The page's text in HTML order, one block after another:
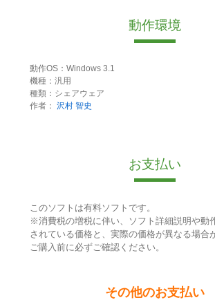
動作環境
動作OS：Windows 3.1
機種：汎用
種類：シェアウェア
作者： 沢村 智史
お支払い
このソフトは有料ソフトです。
※消費税の増税に伴い、ソフト詳細説明や動
されている価格と、実際の価格が異なる場合
ご購入前に必ずご確認ください。
その他のお支払い